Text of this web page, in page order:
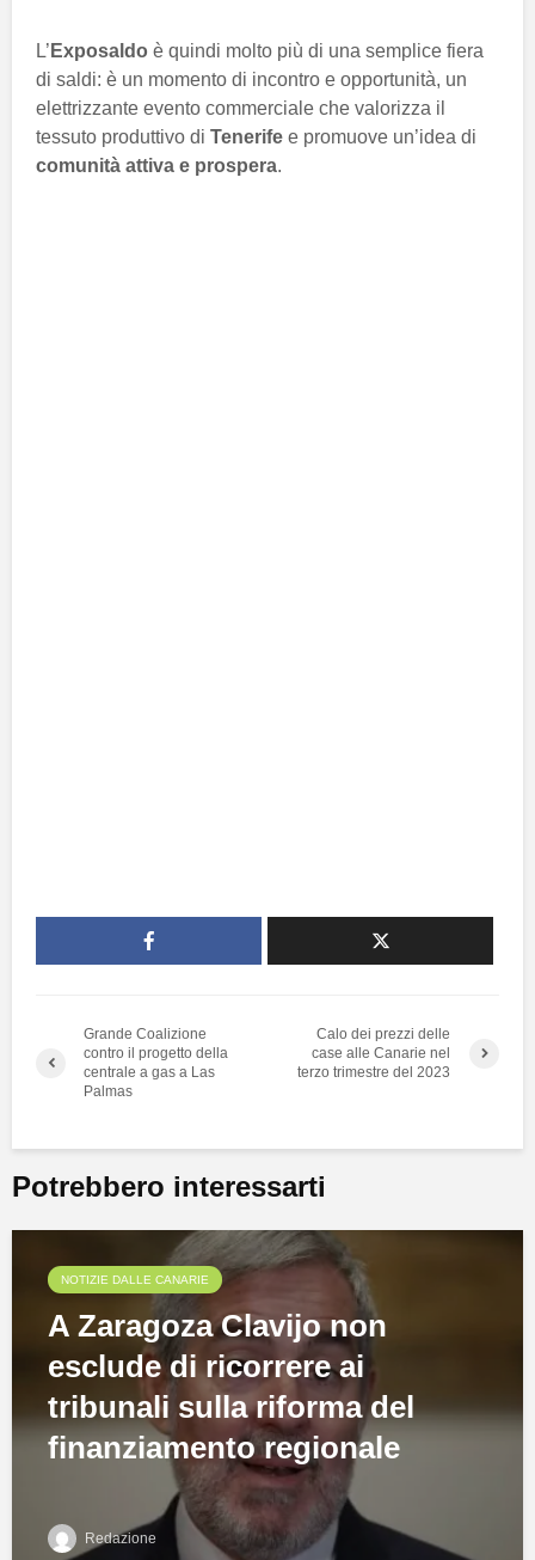
L’ Exposaldo è quindi molto più di una semplice fiera
di saldi: è un momento di incontro e opportunità, un
elettrizzante evento commerciale che valorizza il
tessuto produttivo di Tenerife e promuove un’idea di
comunità attiva e prospera.
Grande Coalizione
contro il progetto della
centrale a gas a Las
Palmas
Calo dei prezzi delle
case alle Canarie nel
terzo trimestre del 2023
Potrebbero interessarti
NOTIZIE DALLE CANARIE
A Zaragoza Clavijo non
esclude di ricorrere ai
tribunali sulla riforma del
finanziamento regionale
Redazione